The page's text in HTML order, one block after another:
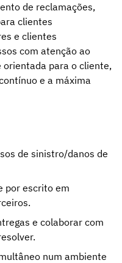
de reclamações,
clientes
e clientes
com atenção ao
para o cliente,
e a máxima
de sinistro/danos de
por escrito em
e colaborar com
num ambiente